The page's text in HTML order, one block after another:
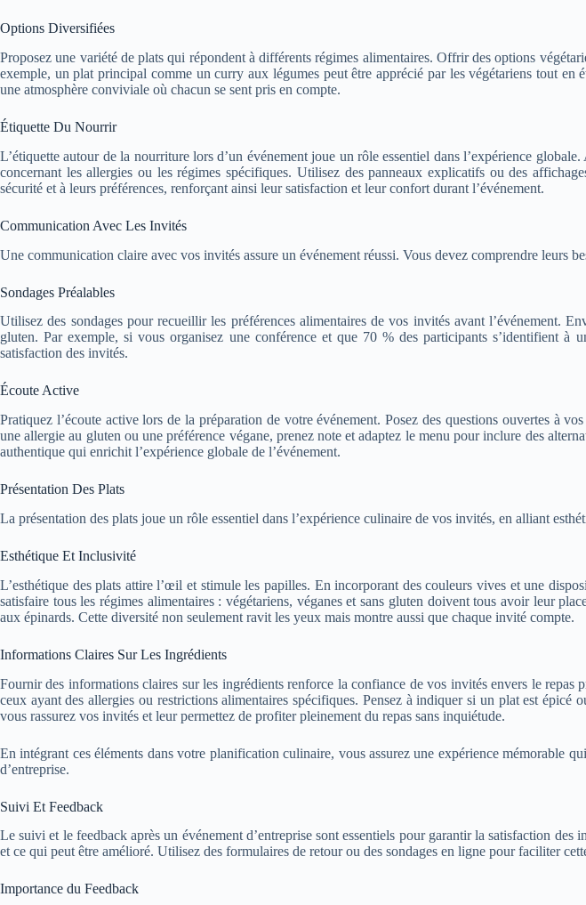
Options Diversifiées
Proposez une variété de plats qui répondent à différents régimes alimentaires. Offrir des options
exemple, un plat principal comme un curry aux légumes peut être apprécié par les végétariens tout
une atmosphère conviviale où chacun se sent pris en compte.
Étiquette Du Nourrir
L’étiquette autour de la nourriture lors d’un événement joue un rôle essentiel dans l’expérience
concernant les allergies ou les régimes spécifiques. Utilisez des panneaux explicatifs ou des
sécurité et à leurs préférences, renforçant ainsi leur satisfaction et leur confort durant l’événement.
Communication Avec Les Invités
Une communication claire avec vos invités assure un événement réussi. Vous devez comprendre leurs
Sondages Préalables
Utilisez des sondages pour recueillir les préférences alimentaires de vos invités avant l’événement.
gluten. Par exemple, si vous organisez une conférence et que 70 % des participants s’identifient
satisfaction des invités.
Écoute Active
Pratiquez l’écoute active lors de la préparation de votre événement. Posez des questions ouvertes à
une allergie au gluten ou une préférence végane, prenez note et adaptez le menu pour inclure des
authentique qui enrichit l’expérience globale de l’événement.
Présentation Des Plats
La présentation des plats joue un rôle essentiel dans l’expérience culinaire de vos invités, en alliant
Esthétique Et Inclusivité
L’esthétique des plats attire l’œil et stimule les papilles. En incorporant des couleurs vives et une
satisfaire tous les régimes alimentaires : végétariens, véganes et sans gluten doivent tous avoir leur
aux épinards. Cette diversité non seulement ravit les yeux mais montre aussi que chaque invité compte.
Informations Claires Sur Les Ingrédients
Fournir des informations claires sur les ingrédients renforce la confiance de vos invités envers le
ceux ayant des allergies ou restrictions alimentaires spécifiques. Pensez à indiquer si un plat est
vous rassurez vos invités et leur permettez de profiter pleinement du repas sans inquiétude.
En intégrant ces éléments dans votre planification culinaire, vous assurez une expérience mémorable
d’entreprise.
Suivi Et Feedback
Le suivi et le feedback après un événement d’entreprise sont essentiels pour garantir la satisfaction
et ce qui peut être amélioré. Utilisez des formulaires de retour ou des sondages en ligne pour faciliter
Importance du Feedback